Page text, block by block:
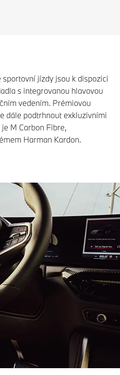
jízdy jsou k dispozici
s integrovanou hlavovou
vedením. Prémiovou
dále podtrhnout exkluzivními
M Carbon Fibre,
Harman Kardon.